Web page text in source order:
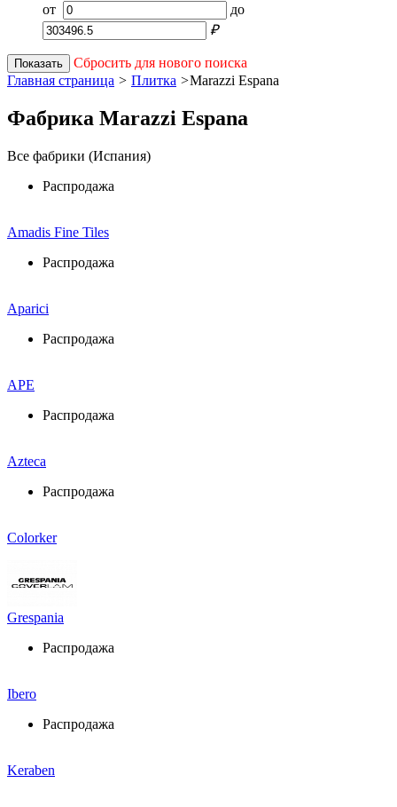
от
до
₽
Показать
Сбросить для нового поиска
Главная страница > Плитка >Marazzi Espana
Фабрика Marazzi Espana
Все фабрики (Испания)
Распродажа
Amadis Fine Tiles
Распродажа
Aparici
Распродажа
APE
Распродажа
Azteca
Распродажа
Colorker
Grespania
Распродажа
Ibero
Распродажа
Keraben